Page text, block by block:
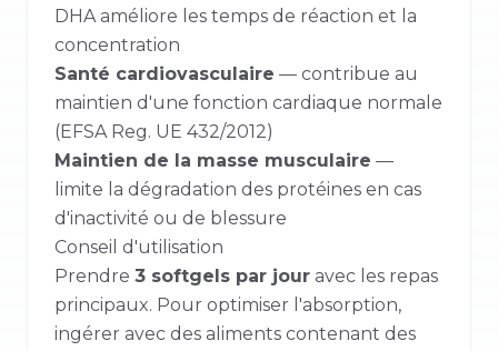
DHA améliore les temps de réaction et la
concentration
Santé cardiovasculaire — contribue au
maintien d'une fonction cardiaque normale
(EFSA Reg. UE 432/2012)
Maintien de la masse musculaire —
limite la dégradation des protéines en cas
d'inactivité ou de blessure
Conseil d'utilisation
Prendre 3 softgels par jour avec les repas
principaux. Pour optimiser l'absorption,
ingérer avec des aliments contenant des